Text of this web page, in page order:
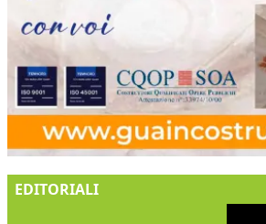
EDITORIALI